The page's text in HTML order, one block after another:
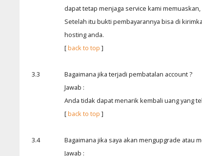
dapat tetap menjaga service kami
Setelah itu bukti pembayarannya bisa di
hosting anda.
[back to top ]
3.3
Bagaimana jika terjadi pembatalan account ?
Jawab :
Anda tidak dapat menarik kembali uang yang
[back to top ]
3.4
Bagaimana jika saya akan mengupgrade atau
Jawab :